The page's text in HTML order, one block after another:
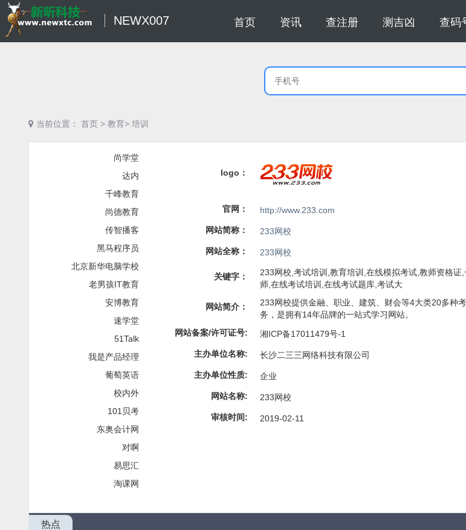
NEWX007 首页 资讯 查注册 测吉凶 查码
当前位置： 首页 > 教育> 培训
尚学堂
达内
千峰教育
尚德教育
传智播客
黑马程序员
北京新华电脑学校
老男孩IT教育
安博教育
速学堂
51Talk
我是产品经理
葡萄英语
校内外
101贝考
东奥会计网
对啊
易思汇
淘课网
logo：
官网： http://www.233.com
网站简称： 233网校
网站全称： 233网校
关键字：
233网校,考试培训,教育培训,在线模拟考试,教师资格
师,在线考试培训,在线考试题库,考试大
网站简介：
233网校提供金融、职业、建筑、财会等4大类20多种
务，是拥有14年品牌的一站式学习网站。
网站备案/许可证号:
湘ICP备17011479号-1
主办单位名称: 长沙二三三网络科技有限公司
主办单位性质: 企业
网站名称: 233网校
审核时间: 2019-02-11
热点